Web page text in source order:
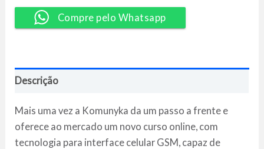
com
Elastix
Compre pelo Whatsapp
Descrição
Mais uma vez a Komunyka da um passo a frente e
oferece ao mercado um novo curso online, com
tecnologia para interface celular GSM, capaz de